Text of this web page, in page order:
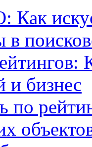
Как
в
и бизнес
по